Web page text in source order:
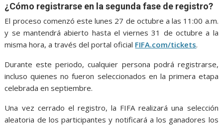
¿Cómo registrarse en la segunda fase de registro?
El proceso comenzó este lunes 27 de octubre a las 11:00 a.m.
y se mantendrá abierto hasta el viernes 31 de octubre a la
misma hora, a través del portal oficial FIFA.com/tickets.
Durante este periodo, cualquier persona podrá registrarse,
incluso quienes no fueron seleccionados en la primera etapa
celebrada en septiembre.
Una vez cerrado el registro, la FIFA realizará una selección
aleatoria de los participantes y notificará a los ganadores los